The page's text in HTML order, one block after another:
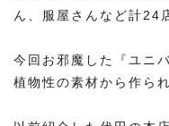
ん、服屋さんなど計24
今回お邪魔した『ユニ
植物性の素材から作ら